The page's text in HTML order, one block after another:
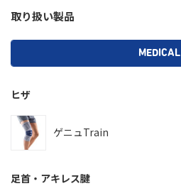
取り扱い製品
MEDICAL
ヒザ
ゲニュTrain
足首・アキレス腱